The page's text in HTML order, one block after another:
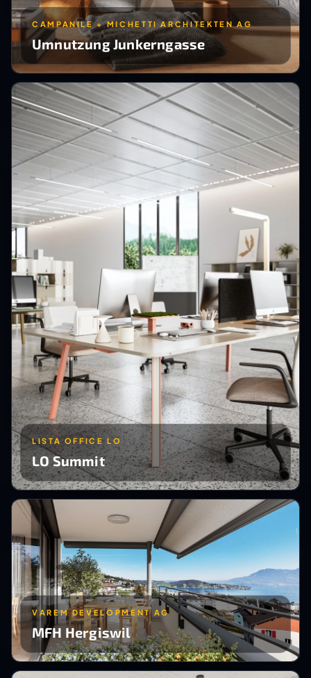
CAMPANILE + MICHETTI ARCHITEKTEN AG
Umnutzung Junkerngasse
LISTA OFFICE LO
LO Summit
VAREM DEVELOPMENT AG
MFH Hergiswil